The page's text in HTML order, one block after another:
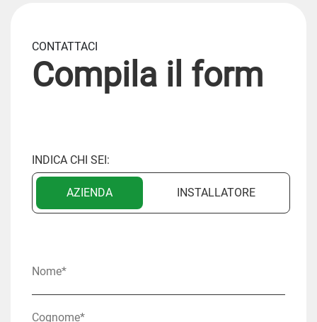
CONTATTACI
Compila il form
INDICA CHI SEI:
AZIENDA INSTALLATORE